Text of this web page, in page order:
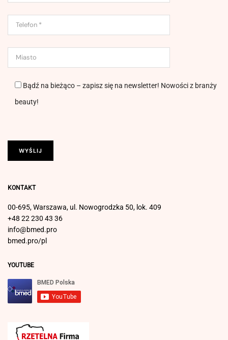
Bądź na bieżąco – zapisz się na newsletter! Nowości z branży
beauty!
KONTAKT
00-695, Warszawa, ul. Nowogrodzka 50, lok. 409
+48 22 230 43 36
info@bmed.pro
bmed.pro/pl
YOUTUBE